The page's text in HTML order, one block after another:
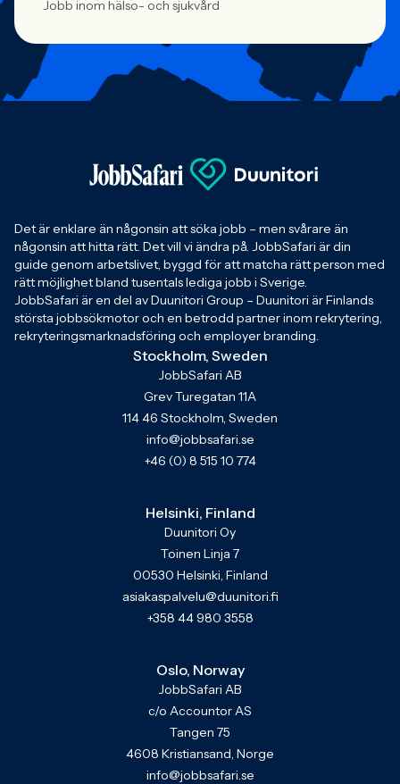
Jobb inom hälso- och sjukvård
Det är enklare än någonsin att söka jobb – men svårare än
någonsin att hitta rätt. Det vill vi ändra på. JobbSafari är din
guide genom arbetslivet, byggd för att matcha rätt person med
rätt möjlighet bland tusentals lediga jobb i Sverige.
JobbSafari är en del av Duunitori Group – Duunitori är Finlands
största jobbsökmotor och en betrodd partner inom rekrytering,
rekryteringsmarknadsföring och employer branding.
Stockholm, Sweden
JobbSafari AB
Grev Turegatan 11A
114 46 Stockholm, Sweden
info@jobbsafari.se
+46 (0) 8 515 10 774
Helsinki, Finland
Duunitori Oy
Toinen Linja 7
00530 Helsinki, Finland
asiakaspalvelu@duunitori.fi
+358 44 980 3558
Oslo, Norway
JobbSafari AB
c/o Accountor AS
Tangen 75
4608 Kristiansand, Norge
info@jobbsafari.se